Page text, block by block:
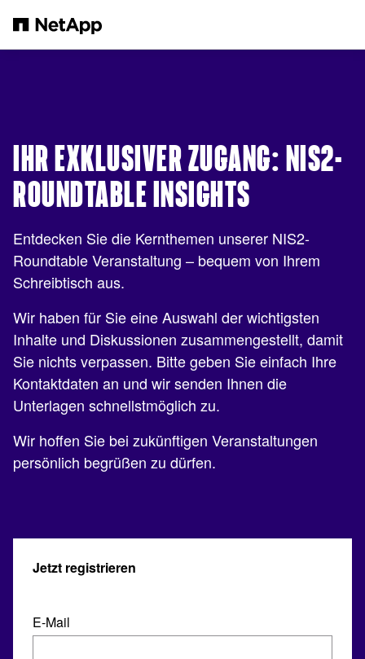
IHR EXKLUSIVER ZUGANG: NIS2-
ROUNDTABLE INSIGHTS
Entdecken Sie die Kernthemen unserer NIS2-
Roundtable Veranstaltung – bequem von Ihrem
Schreibtisch aus.
Wir haben für Sie eine Auswahl der wichtigsten
Inhalte und Diskussionen zusammengestellt, damit
Sie nichts verpassen. Bitte geben Sie einfach Ihre
Kontaktdaten an und wir senden Ihnen die
Unterlagen schnellstmöglich zu.
Wir hoffen Sie bei zukünftigen Veranstaltungen
persönlich begrüßen zu dürfen.
Jetzt registrieren
E-Mail